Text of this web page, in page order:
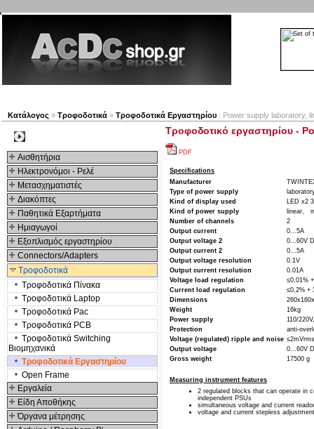
Κατάλογος » Τροφοδοτικά » Τροφοδοτικά Εργαστηρίου : Power supply laboratory,
Αισθητήρια
Ηλεκτρονόμοι - Ρελέ
Μετασχηματιστές
Διακόπτες
Παθητικά Εξαρτήματα
Hμιαγωγοί
Εξοπλισμός εργαστηρίου
Connectors/Adapters
Τροφοδοτικά
Τροφοδοτικά Πίνακα
Τροφοδοτικά Laptop
Τροφοδοτικά Pac
Τροφοδοτικά PCB
Τροφοδοτικά Switching
Βιομηχανικά
Τροφοδοτικά Εργαστηρίου
Open Frame
Εργαλεία
Είδη Αποθήκης
Όργανα μέτρησης
Τροφοδοτικό εργαστηρίου -
PDF
Specifications
Manufacturer
Type of power supply
Kind of display used
LED x2
Kind of power supply
linear,
Number of channels
2
Output current
0...5A
Output voltage 2
0...60V
Output current 2
0...5A
Output voltage resolution
0.1V
Output current resolution
0.01A
Voltage load regulation
≤0,01%
Current load regulation
≤0,2% +
Dimensions
Weight
16kg
Power supply
110/
Protection
anti-
Voltage (regulated) ripple and noise ≤2mVrms
Output voltage
0...60V
Gross weight
17500 g
Measuring instrument features
2 regulated blocks that can operate in
independent PSUs
simultaneous voltage and current
voltage and current stepless adjustment